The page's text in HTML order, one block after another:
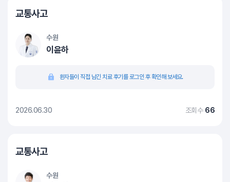
교통사고
수원
이윤하
환자들이 직접 남긴 치료 후기를 로그인 후 확인해 보세요.
2026.06.30 조회수 66
교통사고
수원